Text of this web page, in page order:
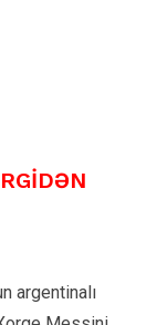
argentinalı